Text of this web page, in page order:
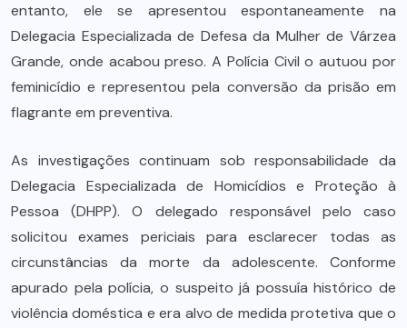
entanto, ele se apresentou espontaneamente na
Delegacia Especializada de Defesa da Mulher de Várzea
Grande, onde acabou preso. A Polícia Civil o autuou por
feminicídio e representou pela conversão da prisão em
flagrante em preventiva.
As investigações continuam sob responsabilidade da
Delegacia Especializada de Homicídios e Proteção à
Pessoa (DHPP). O delegado responsável pelo caso
solicitou exames periciais para esclarecer todas as
circunstâncias da morte da adolescente. Conforme
apurado pela polícia, o suspeito já possuía histórico de
violência doméstica e era alvo de medida protetiva que o